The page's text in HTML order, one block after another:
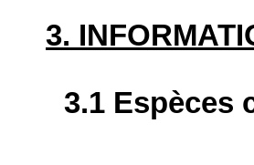
3.
3.1 Espèces